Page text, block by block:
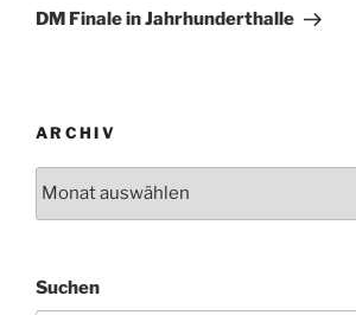
Beitrag
DM Finale in Jahrhunderthalle
ARCHIV
Suchen